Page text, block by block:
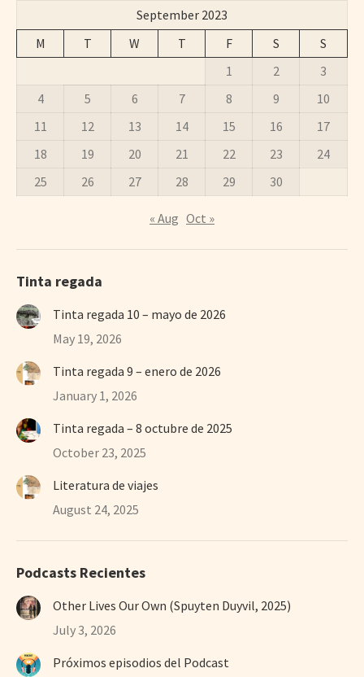
September 2023
M
T W T F S
S
1
2
3
4
5 6 7 8 9
10
11
12 13 14 15 16
17
18
19 20 21 22 23
24
25
26 27 28 29 30
« Aug Oct »
Tinta regada
Tinta regada 10 – mayo de 2026
May 19, 2026
Tinta regada 9 – enero de 2026
January 1, 2026
Tinta regada – 8 octubre de 2025
October 23, 2025
Literatura de viajes
August 24, 2025
Podcasts Recientes
Other Lives Our Own (Spuyten Duyvil, 2025)
July 3, 2026
Próximos episodios del Podcast